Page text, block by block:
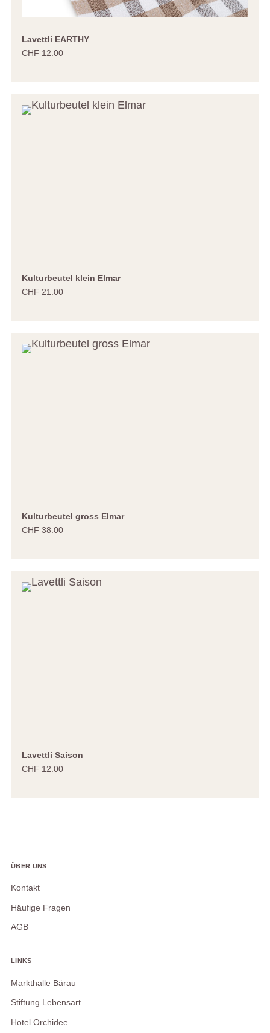
Lavettli EARTHY
CHF 12.00
Kulturbeutel klein Elmar
CHF 21.00
Kulturbeutel gross Elmar
CHF 38.00
Lavettli Saison
CHF 12.00
ÜBER UNS
Kontakt
Häufige Fragen
AGB
LINKS
Markthalle Bärau
Stiftung Lebensart
Hotel Orchidee